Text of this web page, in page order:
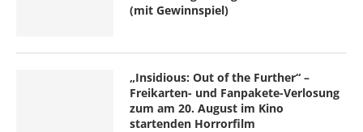
(mit Gewinnspiel)
„Insidious: Out of the Further“ –
Freikarten- und Fanpakete-Verlosung
zum am 20. August im Kino
startenden Horrorfilm